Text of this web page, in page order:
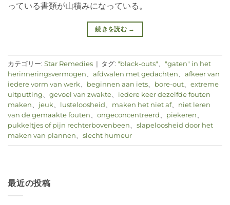
っている書類が山積みになっている。
続きを読む →
カテゴリー: Star Remedies | タグ: "black-outs"、 "gaten" in het
herinneringsvermogen、 afdwalen met gedachten、 afkeer van
iedere vorm van werk、 beginnen aan iets、 bore-out、 extreme
uitputting、 gevoel van zwakte、 iedere keer dezelfde fouten
maken、 jeuk、 lusteloosheid、 maken het niet af、 niet leren
van de gemaakte fouten、 ongeconcentreerd、 piekeren、
pukkeltjes of pijn rechterbovenbeen、 slapeloosheid door het
maken van plannen、 slecht humeur
最近の投稿